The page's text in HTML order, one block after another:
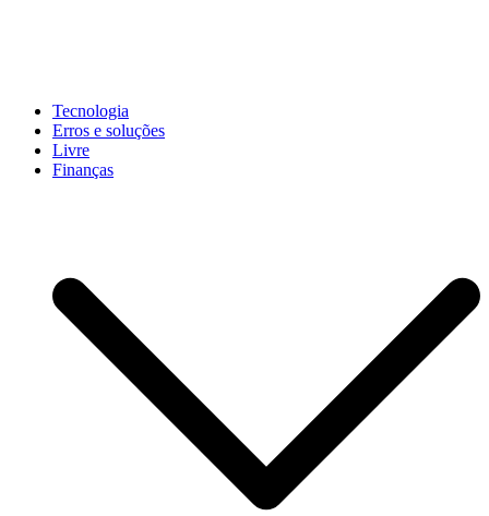
John-Henrique
Distribuindo conteúdo útil
Tecnologia
Erros e soluções
Livre
Finanças